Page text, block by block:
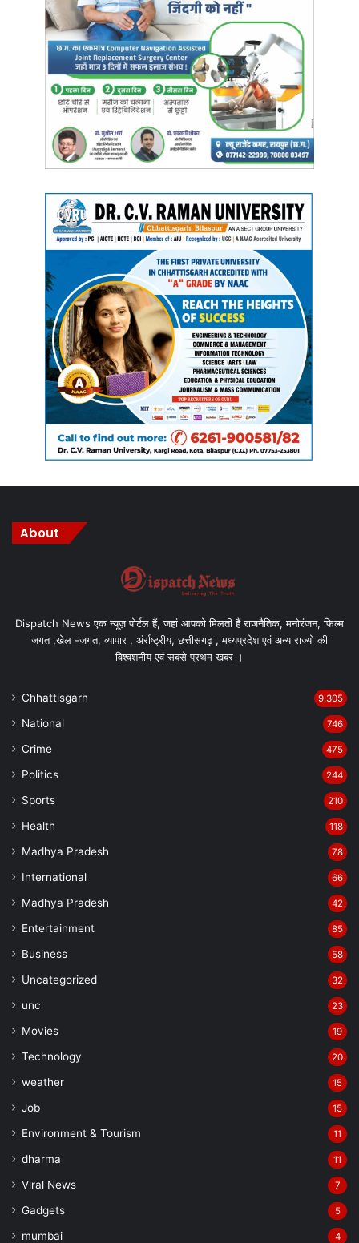
About
Dispatch News एक न्यूज़ पोर्टल हैं, जहां आपको मिलती हैं राजनैतिक, मनोरंजन, फिल्म
जगत ,खेल -जगत, व्यापार , अंर्राष्ट्रीय, छत्तीसगढ़ , मध्यप्रदेश एवं अन्य राज्यो की
विश्वशनीय एवं सबसे प्रथम खबर ।
Chhattisgarh 9,305
National 746
Crime 475
Politics 244
Sports 210
Health 118
Madhya Pradesh 78
International 66
Madhya Pradesh 42
Entertainment 85
Business 58
Uncategorized 32
unc 23
Movies 19
Technology 20
weather 15
Job 15
Environment & Tourism 11
dharma 11
Viral News 7
Gadgets 5
mumbai 4